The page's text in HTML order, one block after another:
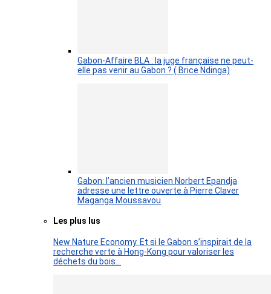
Gabon-Affaire BLA : la juge française ne peut-
elle pas venir au Gabon ? ( Brice Ndinga)
Gabon: l’ancien musicien Norbert Epandja
adresse une lettre ouverte à Pierre Claver
Maganga Moussavou
Les plus lus
New Nature Economy. Et si le Gabon s’inspirait de la
recherche verte à Hong-Kong pour valoriser les
déchets du bois…